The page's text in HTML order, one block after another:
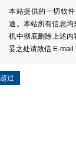
本站提供的一切软
途。本站所有信息
机中彻底删除上述
妥之处请致信 E-mail
超过